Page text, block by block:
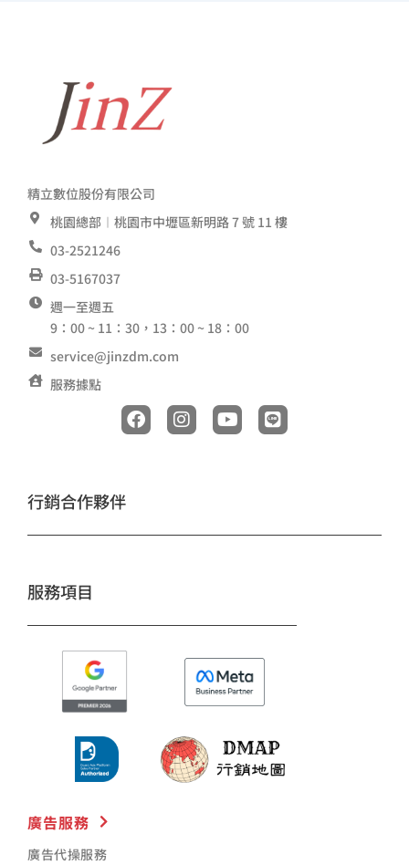
精立數位股份有限公司
桃園總部︱桃園市中壢區新明路 7 號 11 樓
03-2521246
03-5167037
週一至週五
9：00 ~ 11：30，13：00 ~ 18：00
service@jinzdm.com
服務據點
F
a
c
k
I
n
s
a
Y
o
u
L
i
n
行銷合作夥伴
服務項目
廣告服務
廣告代操服務